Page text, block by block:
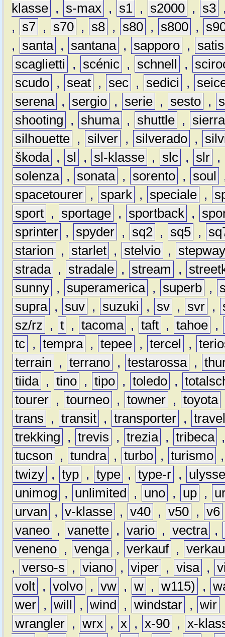
klasse , s-max , s1 , s2000 , s3
,
s7 , s70 , s8 , s80 , s800 ,
,
santa , santana , sapporo ,
satis
scaglietti
, scénic , schnell ,
scudo , seat , sec , sedici ,
serena , sergio , serie , sesto ,
shooting
, shuma , shuttle ,
sierra
silhouette , silver , silverado ,
škoda , sl , sl-klasse , slc , slr ,
solenza , sonata , sorento , soul
spacetourer , spark , speciale ,
sport , sportage , sportback ,
sprinter , spyder , sq2 , sq5 ,
starion
, starlet , stelvio ,
strada , stradale , stream ,
sunny , superamerica , superb ,
supra , suv , suzuki , sv , svr ,
sz/rz
, t , tacoma , taft , tahoe ,
tc , tempra , tepee , tercel ,
terrain
, terrano , testarossa ,
tiida , tino , tipo , toledo ,
tourer , tourneo , towner , toyota
trans
, transit , transporter ,
trekking
, trevis , trezia , tribeca
tucson
, tundra , turbo , turismo
twizy , typ , type , type-r ,
unimog
, unlimited , uno , up ,
urvan
, v-klasse , v40 , v50 , v6
vaneo , vanette , vario , vectra ,
veneno , venga , verkauf ,
, verso-s , viano , viper , visa ,
volt , volvo , vw , w , w115) ,
wer , will , wind , windstar , wir
wrangler , wrx , x , x-90 , x-